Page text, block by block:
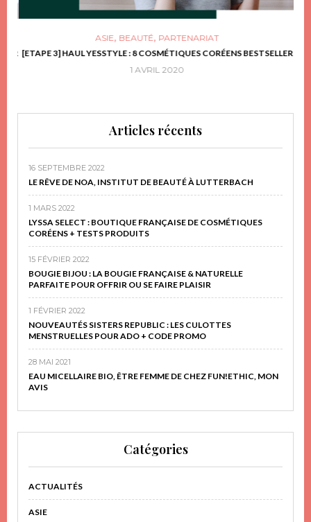
ASIE, BEAUTÉ, PARTENARIAT
[ETAPE 3] HAUL YESSTYLE : 8 COSMÉTIQUES CORÉENS BESTSELLER
1 AVRIL 2020
Articles récents
16 SEPTEMBRE 2022
LE RÊVE DE NOA, INSTITUT DE BEAUTÉ À LUTTERBACH
1 MARS 2022
LYSSA SELECT : BOUTIQUE FRANÇAISE DE COSMÉTIQUES
CORÉENS + TESTS PRODUITS
15 FÉVRIER 2022
BOUGIE BIJOU : LA BOUGIE FRANÇAISE & NATURELLE
PARFAITE POUR OFFRIR OU SE FAIRE PLAISIR
1 FÉVRIER 2022
NOUVEAUTÉS SISTERS REPUBLIC : LES CULOTTES
MENSTRUELLES POUR ADO + CODE PROMO
28 MAI 2021
EAU MICELLAIRE BIO, ÊTRE FEMME DE CHEZ FUN!ETHIC, MON
AVIS
Catégories
ACTUALITÉS
ASIE